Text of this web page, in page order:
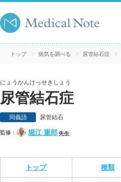
トップ 病気を調べる 尿管結石症
にょうかんけっせきしょう
尿管結石症
同義語 尿管結石
監修： 堀江 重郎先生
トップ 種類